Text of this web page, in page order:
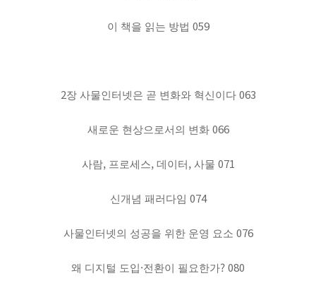
이 책을 읽는 방법 059
2장 사물인터넷은 곧 변화와 혁신이다 063
새로운 현상으로서의 변화 066
사람, 프로세스, 데이터 , 사물 071
신개념 패러다임 074
사물인터넷의 성공을 위한 운영 요소 076
왜 디지털 도입·전환이 필요한가?080